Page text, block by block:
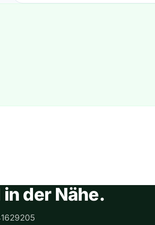
der Nähe.